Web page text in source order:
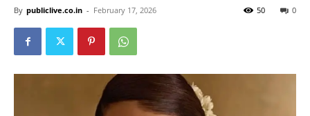
By publiclive.co.in - February 17, 2026 0
50